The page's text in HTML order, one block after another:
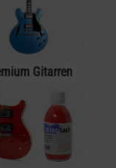
Gitarren